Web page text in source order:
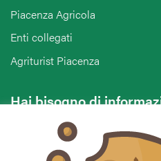
Piacenza Agricola
Enti collegati
Agriturist Piacenza
Hai bisogno di
Vuoi contattarci per ricevere
commento o chiedere